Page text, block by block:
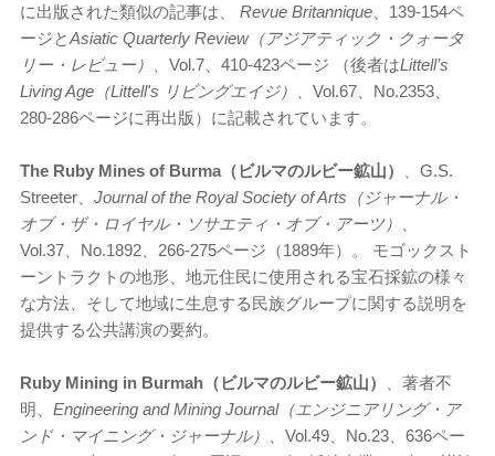
に出版された類似の記事は、 Revue Britannique 、139-154ペ
ージとAsiatic Quarterly Review（アジアティック・クォータ
リー・レビュー）
、Vol.7、410-423ページ （後者はLittell’s
Living Age（Littell's リビングエイジ）
、Vol.67、No.2353、
280-286ページに再出版）に記載されています。
The Ruby Mines of Burma（ビルマのルビー鉱山）
、G.S.
Streeter、 Journal of the Royal Society of Arts（ジャーナル・
オブ・ザ・ロイヤル・ソサエティ・オブ・アーツ）
Vol.37、No.1892、266-275ページ（1889年）。 モゴックスト
ーントラクトの地形、地元住民に使用される宝石採鉱の様々
な方法、そして地域に生息する民族グループに関する説明を
提供する公共講演の要約。
Ruby Mining in Burmah（ビルマのルビー鉱山）
、著者不
明、 Engineering and Mining Journal（エンジニアリング・ア
ンド・マイニング・ジャーナル）
、Vol.49、No.23、636ペー